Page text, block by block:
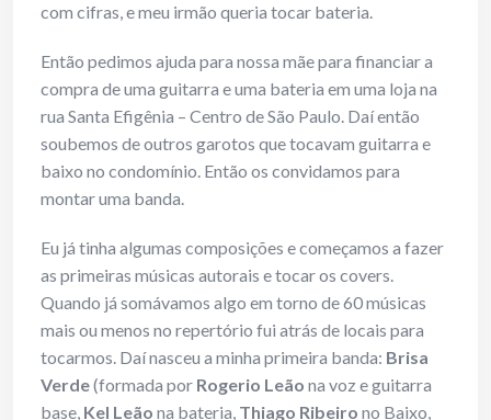
com cifras, e meu irmão queria tocar bateria.
Então pedimos ajuda para nossa mãe para financiar a
compra de uma guitarra e uma bateria em uma loja na
rua Santa Efigênia – Centro de São Paulo. Daí então
soubemos de outros garotos que tocavam guitarra e
baixo no condomínio. Então os convidamos para
montar uma banda.
Eu já tinha algumas composições e começamos a fazer
as primeiras músicas autorais e tocar os covers.
Quando já somávamos algo em torno de 60 músicas
mais ou menos no repertório fui atrás de locais para
tocarmos. Daí nasceu a minha primeira banda: Brisa
Verde(formada por Rogerio Leão na voz e guitarra
base, Kel Leão na bateria, Thiago Ribeiro no Baixo,